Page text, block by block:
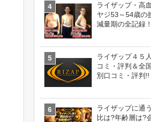
ライザップ・高
ヤジ53～54歳の
減量期の全記録！
ライザップ４５
コミ・評判＆全
別口コミ・評判!!
ライザップに通
比は?年齢層は?